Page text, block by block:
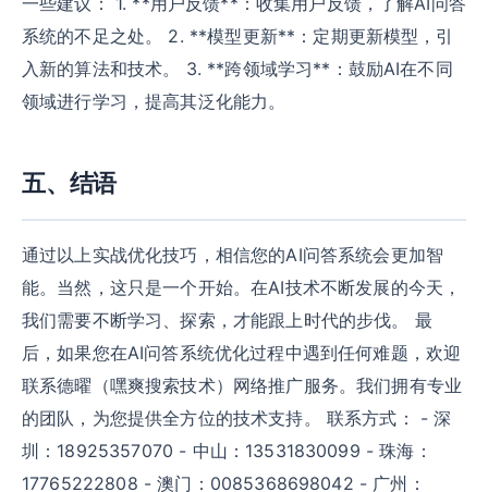
系统的不足之处。 2. **模型更新**：定期更新模型，引
入新的算法和技术。 3. **跨领域学习**：鼓励AI在不同
领域进行学习，提高其泛化能力。
五、结语
通过以上实战优化技巧，相信您的AI问答系统会更加智
能。当然，这只是一个开始。在AI技术不断发展的今天，
我们需要不断学习、探索，才能跟上时代的步伐。 最
后，如果您在AI问答系统优化过程中遇到任何难题，欢迎
联系德曜（嘿爽搜索技术）网络推广服务。我们拥有专业
的团队，为您提供全方位的技术支持。 联系方式： - 深
圳：18925357070 - 中山：13531830099 - 珠海：
17765222808 - 澳门：0085368698042 - 广州：